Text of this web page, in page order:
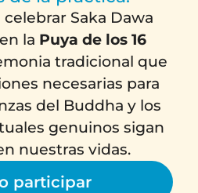
Saka Dawa
la Puya de los 16
tradicional que
necesarias para
del Buddha y los
genuinos sigan
nuestras vidas.
participar